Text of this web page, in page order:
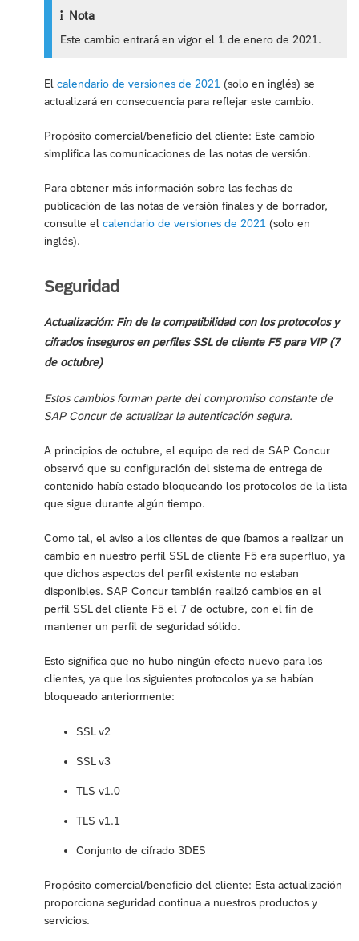
Nota
Este cambio entrará en vigor el 1 de enero de 2021.
El calendario de versiones de 2021 (solo en inglés) se
actualizará en consecuencia para reflejar este cambio.
Propósito comercial/beneficio del cliente: Este cambio
simplifica las comunicaciones de las notas de versión.
Para obtener más información sobre las fechas de
publicación de las notas de versión finales y de borrador,
consulte el calendario de versiones de 2021 (solo en
inglés).
Seguridad
Actualización: Fin de la compatibilidad con los protocolos y
cifrados inseguros en perfiles SSL de cliente F5 para VIP (7
de octubre)
Estos cambios forman parte del compromiso constante de
SAP Concur de actualizar la autenticación segura.
A principios de octubre, el equipo de red de SAP Concur
observó que su configuración del sistema de entrega de
contenido había estado bloqueando los protocolos de la lista
que sigue durante algún tiempo.
Como tal, el aviso a los clientes de que íbamos a realizar un
cambio en nuestro perfil SSL de cliente F5 era superfluo, ya
que dichos aspectos del perfil existente no estaban
disponibles. SAP Concur también realizó cambios en el
perfil SSL del cliente F5 el 7 de octubre, con el fin de
mantener un perfil de seguridad sólido.
Esto significa que no hubo ningún efecto nuevo para los
clientes, ya que los siguientes protocolos ya se habían
bloqueado anteriormente:
SSL v2
SSL v3
TLS v1.0
TLS v1.1
Conjunto de cifrado 3DES
Propósito comercial/beneficio del cliente: Esta actualización
proporciona seguridad continua a nuestros productos y
servicios.